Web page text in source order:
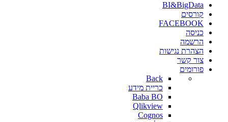
BI&BigData
קורסים
FACEBOOK
כניסה
הרשמה
הצהרת נגישות
צור קשר
פורומים
Back
כריית מידע
Baba BO
Qlikview
Cognos